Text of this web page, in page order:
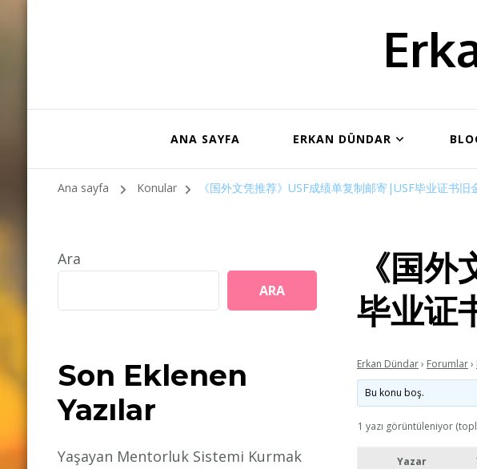
ANA SAYFA ERKAN DÜNDAR
Ana sayfa Konular 《国外文凭推荐》USF成绩单复制邮寄|USF毕业证书旧
《国
毕业证
Erkan Dündar› Forumlar›
Bu konu boş.
1 yazı görüntüleniyor
Yazar
Ara
ARA
Son Eklenen
Yazılar
Yaşayan Mentorluk Sistemi Kurmak